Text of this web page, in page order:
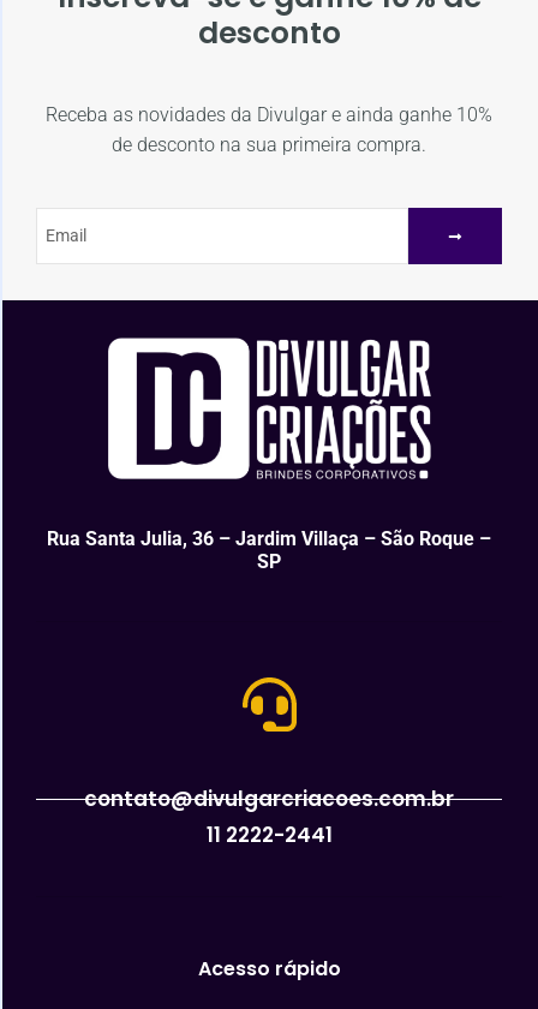
desconto
Receba as novidades da Divulgar e ainda ganhe 10%
de desconto na sua primeira compra.
Rua Santa Julia, 36 – Jardim Villaça – São Roque –
SP
contato@divulgarcriacoes.com.br
11 2222-2441
Acesso rápido